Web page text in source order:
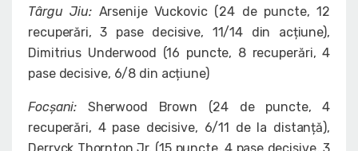
Târgu Jiu: Arsenije Vuckovic (24 de puncte, 12
recuperări, 3 pase decisive, 11/14 din acțiune),
Dimitrius Underwood (16 puncte, 8 recuperări, 4
pase decisive, 6/8 din acțiune)
Focșani: Sherwood Brown (24 de puncte, 4
recuperări, 4 pase decisive, 6/11 de la distanță),